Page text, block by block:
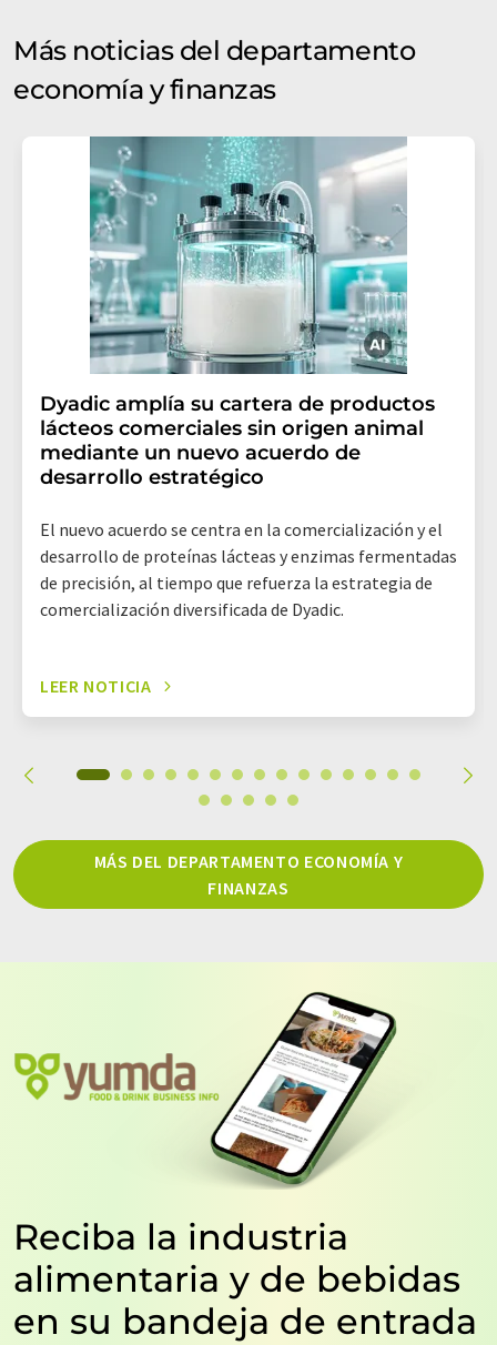
Más noticias del departamento
economía y finanzas
Dyadic amplía su cartera de productos
lácteos comerciales sin origen animal
mediante un nuevo acuerdo de
desarrollo estratégico
El nuevo acuerdo se centra en la comercialización y el
desarrollo de proteínas lácteas y enzimas fermentadas
de precisión, al tiempo que refuerza la estrategia de
comercialización diversificada de Dyadic.
LEER NOTICIA
MÁS DEL DEPARTAMENTO ECONOMÍA Y
FINANZAS
Reciba la industria
alimentaria y de bebidas
en su bandeja de entrada